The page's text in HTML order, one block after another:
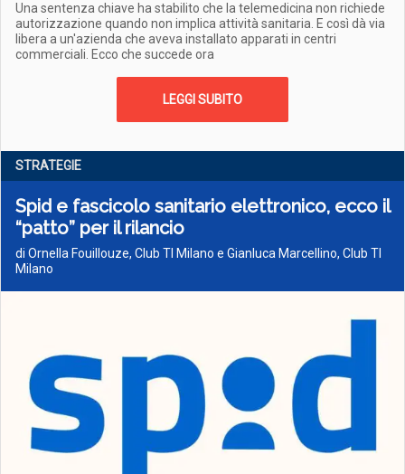
Una sentenza chiave ha stabilito che la telemedicina non richiede
autorizzazione quando non implica attività sanitaria. E così dà via
libera a un'azienda che aveva installato apparati in centri
commerciali. Ecco che succede ora
LEGGI SUBITO
STRATEGIE
Spid e fascicolo sanitario elettronico, ecco il
“patto” per il rilancio
di Ornella Fouillouze, Club TI Milano e Gianluca Marcellino, Club TI
Milano